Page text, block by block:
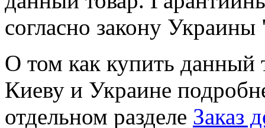
согласно закону
О том как купить данный
Киеву и Украине
отдельном разделе Заказ